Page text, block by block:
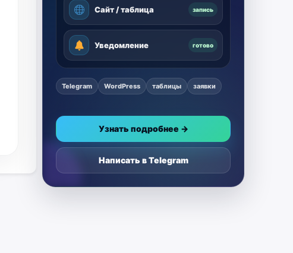
Сайт / таблица запись
Уведомление готово
Telegram WordPress таблицы заявки
Узнать подробнее →
Написать в Telegram